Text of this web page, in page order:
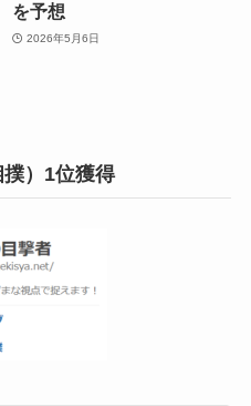
を予想
2026年5月6日
）1位獲得